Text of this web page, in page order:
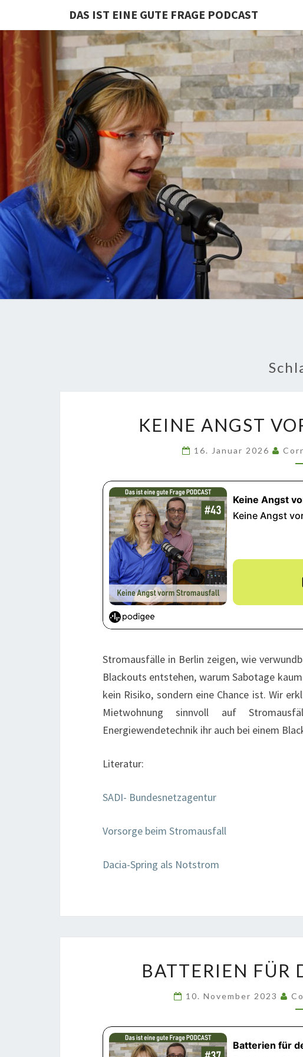
DAS IST EINE GUTE FRAGE PODCAST
KEINE ANGST
16. Januar 2026
Stromausfälle in Berlin zeigen, wie
Blackouts entstehen, warum Sabotage
kein Risiko, sondern eine Chance ist. Wir
Mietwohnung sinnvoll auf
Energiewendetechnik ihr auch bei einem
Literatur:
SADI- Bundesnetzagentur
Vorsorge beim Stromausfall
Dacia-Spring als Notstrom
BATTERIEN FÜR
10. November 2023